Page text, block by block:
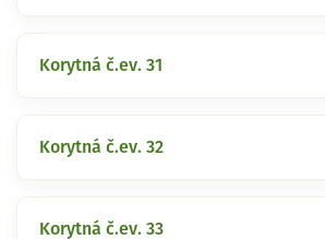
Korytná č.ev. 31
Korytná č.ev. 32
Korytná č.ev. 33